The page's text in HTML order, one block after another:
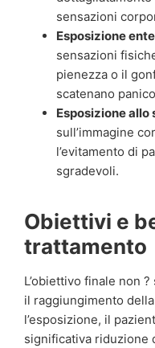
sensazioni
Esposizione
sensazioni
pienezza o il
scatenano
Esposizione allo
sull’immagine
l’evitamento di
sgradevoli.
Obiettivi e
trattamento
L’obiettivo finale non
il raggiungimento della
l’esposizione, il
significativa riduzione